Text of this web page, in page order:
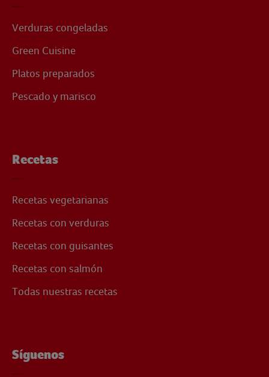
Verduras congeladas
Green Cuisine
Platos preparados
Pescado y marisco
Recetas
Recetas vegetarianas
Recetas con verduras
Recetas con guisantes
Recetas con salmón
Todas nuestras recetas
Síguenos